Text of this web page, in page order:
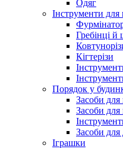
Одяг
Інструменти для
Гребінці й
Кігтерізи
Порядок у
Засоби для
Засоби
Засоби для
Іграшки